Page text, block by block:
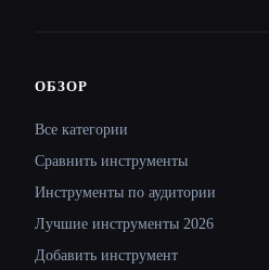
Site navigation
ОБЗОР
Все категории
Сравнить инструменты
Инструменты по аудитории
Лучшие инструменты 2026
Добавить инструмент